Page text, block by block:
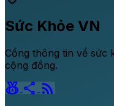
Sức Khỏe VN
Cổng thông tin về sức
cộng đồng.
social_leaderboard share rss_feed